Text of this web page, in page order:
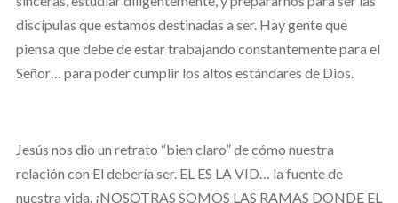
discípulas que estamos destinadas a ser. Hay gente que
piensa que debe de estar trabajando constantemente para el
Señor… para poder cumplir los altos estándares de Dios.
Jesús nos dio un retrato “bien claro” de cómo nuestra
relación con El debería ser. EL ES LA VID… la fuente de
nuestra vida. ¡NOSOTRAS SOMOS LAS RAMAS DONDE EL